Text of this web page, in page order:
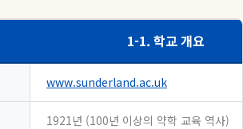
1-1. 학교 개요
www.sunderland.ac.uk
1921년 (100년 이상의 약학 교육 역사)